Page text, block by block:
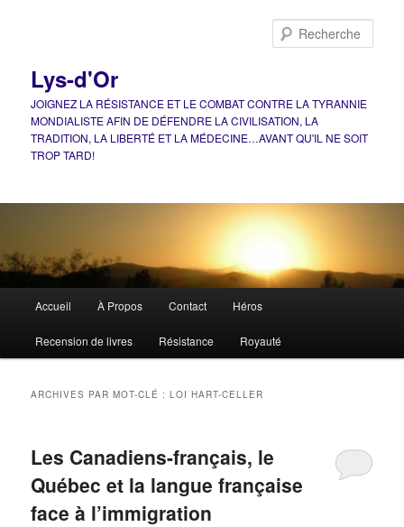
Lys-d'Or
JOIGNEZ LA RÉSISTANCE ET LE COMBAT CONTRE LA TYRANNIE
MONDIALISTE AFIN DE DÉFENDRE LA CIVILISATION, LA
TRADITION, LA LIBERTÉ ET LA MÉDECINE…AVANT QU'IL NE SOIT
TROP TARD!
principal
Accueil À Propos Contact Héros
Recension de livres Résistance Royauté
ARCHIVES PAR MOT-CLÉ :LOI HART-CELLER
Les Canadiens-français, le
Québec et la langue française
face à l’immigration